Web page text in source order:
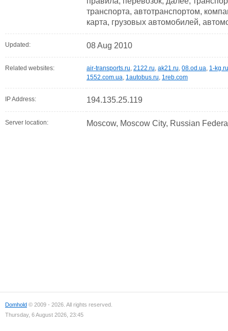
транспорта, автотранспортом,
карта, грузовых автомобилей,
Updated: 08 Aug 2010
Related websites: air-transports.ru, 2122.ru, ak21.ru, 08.od.ua, 1-kg.ru
1552.com.ua, 1autobus.ru, 1reb.com
IP Address: 194.135.25.119
Server location: Moscow, Moscow City, Russian
Domhold © 2009 - 2026. All rights reserved.
Thursday, 6 August 2026, 23:45